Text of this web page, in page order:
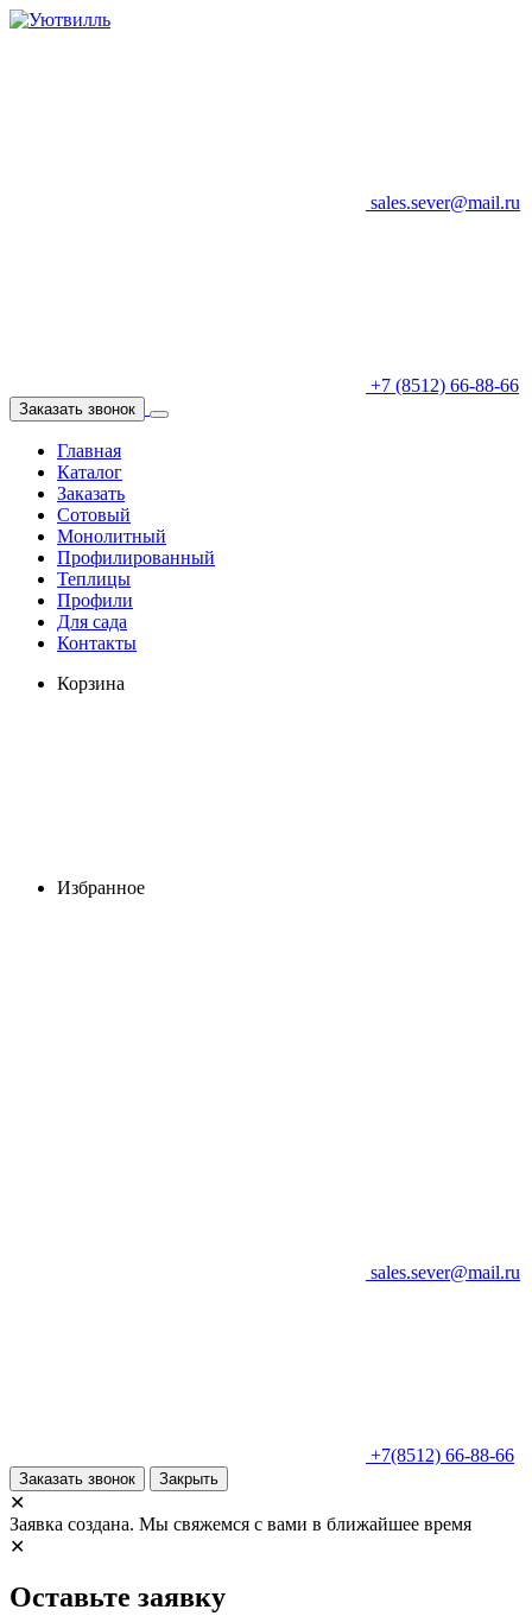
sales.sever@mail.ru
+7 (8512) 66-88-66
Заказать звонок
Главная
Каталог
Заказать
Сотовый
Монолитный
Профилированный
Теплицы
Профили
Для сада
Контакты
Корзина
Избранное
sales.sever@mail.ru
+7(8512) 66-88-66
Заказать звонок Закрыть
✕
Заявка создана. Мы свяжемся с вами в ближайшее время
✕
Оставьте заявку